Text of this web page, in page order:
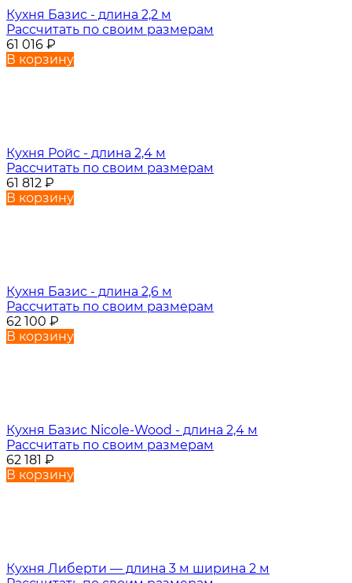
Кухня Базис - длина 2,2 м
Рассчитать по своим размерам
61 016 ₽
В корзину
Кухня Ройс - длина 2,4 м
Рассчитать по своим размерам
61 812 ₽
В корзину
Кухня Базис - длина 2,6 м
Рассчитать по своим размерам
62 100 ₽
В корзину
Кухня Базис Nicole-Wood - длина 2,4 м
Рассчитать по своим размерам
62 181 ₽
В корзину
Кухня Либерти — длина 3 м ширина 2 м